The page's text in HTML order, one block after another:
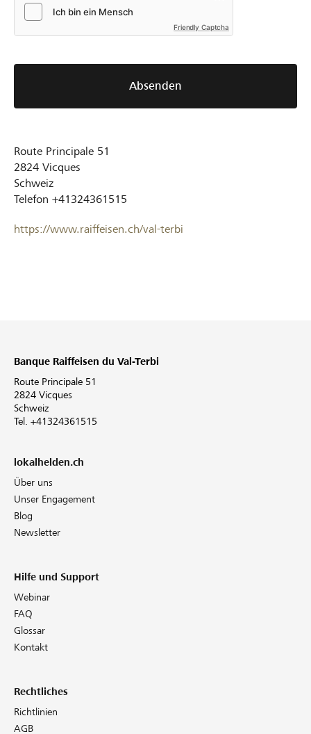
Friendly Captcha
Absenden
Route Principale 51
2824 Vicques
Schweiz
Telefon +41324361515
https://www.raiffeisen.ch/val-terbi
Banque Raiffeisen du Val-Terbi
Route Principale 51
2824 Vicques
Schweiz
Tel. +41324361515
lokalhelden.ch
Über uns
Unser Engagement
Blog
Newsletter
Hilfe und Support
Webinar
FAQ
Glossar
Kontakt
Rechtliches
Richtlinien
AGB